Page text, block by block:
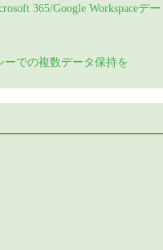
365/Google Workspaceデー
ーでの複数データ保持を